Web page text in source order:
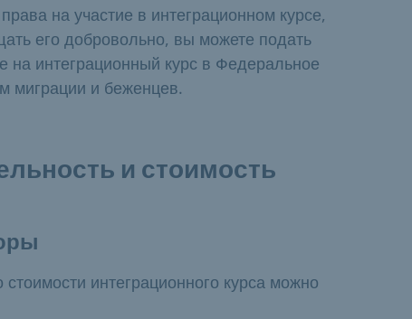
на участие в интеграционном курсе,
его добровольно, вы можете подать
на интеграционный курс в Федеральное
миграции и беженцев.
и стоимость
интеграционного курса можно